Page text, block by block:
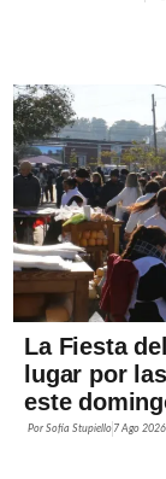
La Fiesta
lugar por
este
PorSofía Stupiello 7 Ago 2026